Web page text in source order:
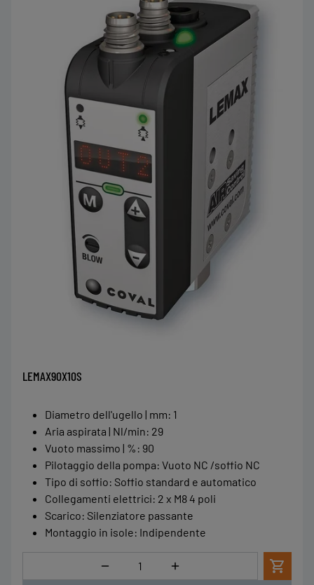
LEMAX90X10S
Diametro dell'ugello | mm: 1
Aria aspirata | Nl/min: 29
Vuoto massimo | % : 90
Pilotaggio della pompa: Vuoto NC /soffio NC
Tipo di soffio: Soffio standard e automatico
Collegamenti elettrici: 2 x M8 4 poli
Scarico: Silenziatore passante
Montaggio in isole: Indipendente
Quantità